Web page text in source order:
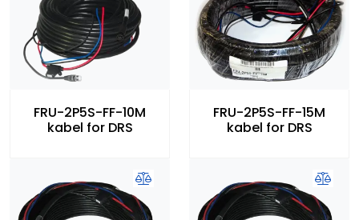
FRU-2P5S-FF-10M
kabel for DRS
FRU-2P5S-FF-15M
kabel for DRS